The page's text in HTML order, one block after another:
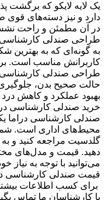
یک لایه لایکو که برگشت
دارد و نیز دسته‌های قوی
در آن مطمئن و راحت
طراحی صندلی
به گونه‌ای که به بهترین
کاربرانش مناسب است.
طراحی صندلی کارشناسی
حالت صحیح بدن،
بهبود عملکرد و کاهش
خرید صندلی کارشناسی
صندلی کارشناسی دراما
محیط‌های اداری است.
گلدسیت مراجعه کنید و
دهید. قیمت و مدل‌های
می‌توانید با توجه به نیاز
قیمت صندلی کارشناسی
برای کسب اطلاعات
با کارشناسان ما تماس